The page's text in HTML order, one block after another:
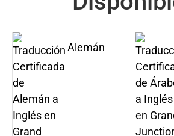
Alemán